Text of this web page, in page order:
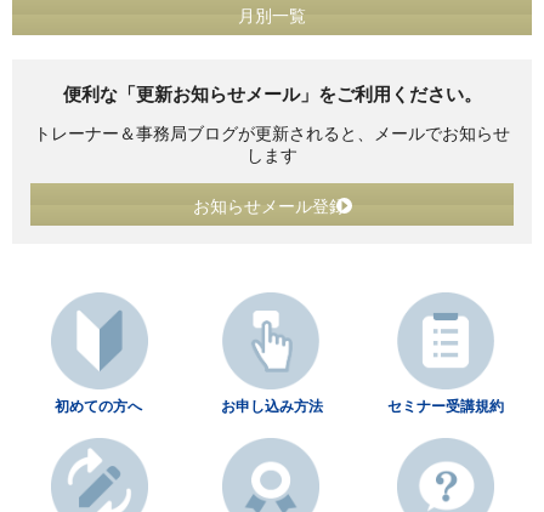
月別一覧
便利な「更新お知らせメール」をご利用ください。
トレーナー＆事務局ブログが更新されると、メールでお知らせ
します
お知らせメール登録
初めての方へ お申し込み方法 セミナー受講規約